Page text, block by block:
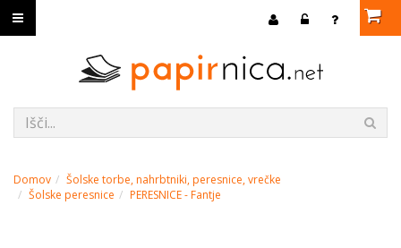
Domov
Šolske torbe, nahrbtniki, peresnice, vrečke
Šolske peresnice
PERESNICE - Fantje